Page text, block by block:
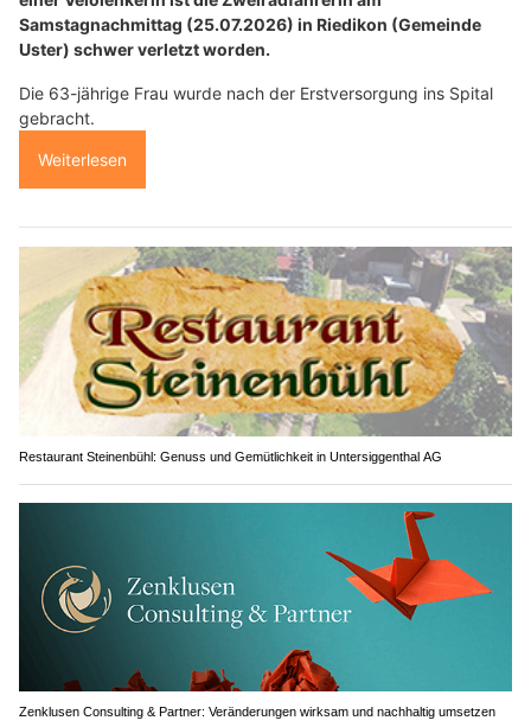
Samstagnachmittag (25.07.2026) in Riedikon (Gemeinde
Uster) schwer verletzt worden.
Die 63-jährige Frau wurde nach der Erstversorgung ins Spital
gebracht.
Weiterlesen
Restaurant Steinenbühl: Genuss und Gemütlichkeit in Untersiggenthal AG
Zenklusen Consulting & Partner: Veränderungen wirksam und nachhaltig umsetzen